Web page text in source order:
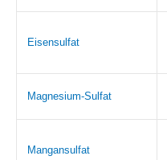
Eisensulfat
Magnesium-Sulfat
Mangansulfat